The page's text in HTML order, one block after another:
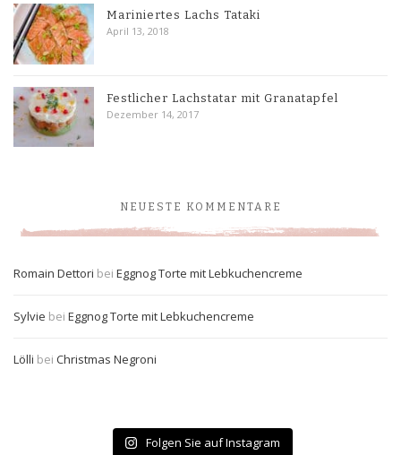
Mariniertes Lachs Tataki
April 13, 2018
Festlicher Lachstatar mit Granatapfel
Dezember 14, 2017
NEUESTE KOMMENTARE
Romain Dettori bei Eggnog Torte mit Lebkuchencreme
Sylvie bei Eggnog Torte mit Lebkuchencreme
Lölli bei Christmas Negroni
Folgen Sie auf Instagram